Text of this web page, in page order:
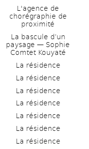
L'agence de
chorégraphie de
proximité
La bascule d’un
paysage — Sophie
Comtet Kouyaté
La résidence
La résidence
La résidence
La résidence
La résidence
La résidence
La résidence